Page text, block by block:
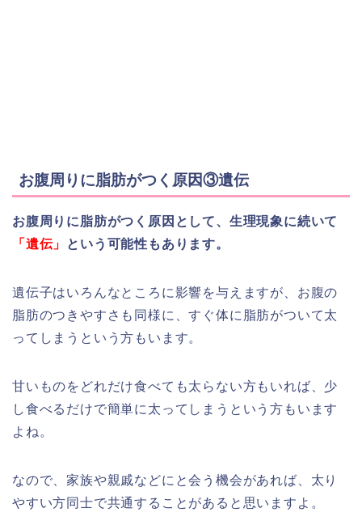
お腹周りに脂肪がつく原因③遺伝
お腹周りに脂肪がつく原因として、生理現象に続いて
「遺伝」
という可能性もあります。
遺伝子はいろんなところに影響を与えますが、お腹の
脂肪のつきやすさも同様に、すぐ体に脂肪がついて太
ってしまうという方もいます。
甘いものをどれだけ食べても太らない方もいれば、少
し食べるだけで簡単に太ってしまうという方もいます
よね。
なので、家族や親戚などにと会う機会があれば、太り
やすい方同士で共通することがあると思いますよ。